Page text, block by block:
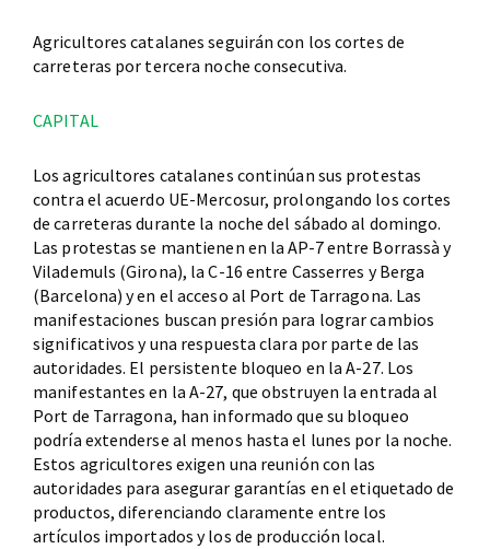
Agricultores catalanes seguirán con los cortes de
carreteras por tercera noche consecutiva.
CAPITAL
Los agricultores catalanes continúan sus protestas
contra el acuerdo UE-Mercosur, prolongando los cortes
de carreteras durante la noche del sábado al domingo.
Las protestas se mantienen en la AP-7 entre Borrassà y
Vilademuls (Girona), la C-16 entre Casserres y Berga
(Barcelona) y en el acceso al Port de Tarragona. Las
manifestaciones buscan presión para lograr cambios
significativos y una respuesta clara por parte de las
autoridades. El persistente bloqueo en la A-27. Los
manifestantes en la A-27, que obstruyen la entrada al
Port de Tarragona, han informado que su bloqueo
podría extenderse al menos hasta el lunes por la noche.
Estos agricultores exigen una reunión con las
autoridades para asegurar garantías en el etiquetado de
productos, diferenciando claramente entre los
artículos importados y los de producción local.